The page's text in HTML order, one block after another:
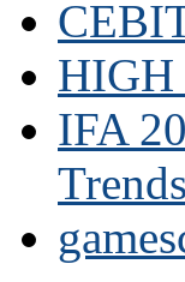
HIGH
IFA
Trends